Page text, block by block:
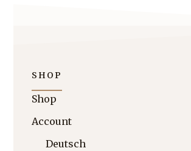
SHOP
Shop
Account
Deutsch